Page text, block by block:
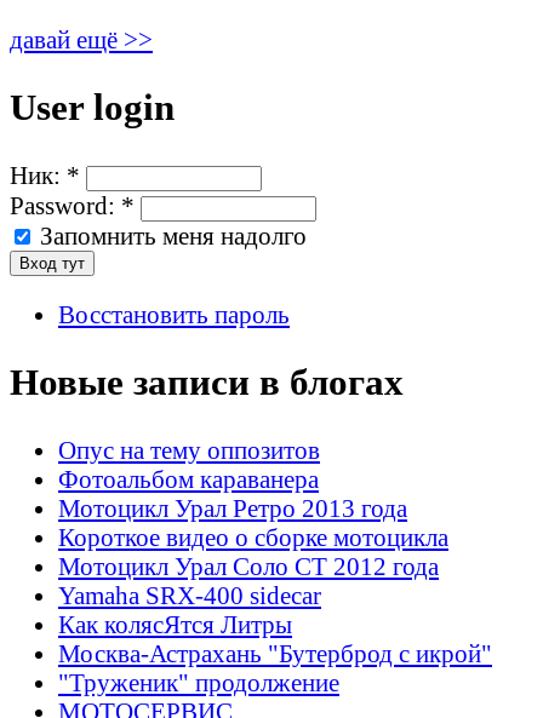
давай ещё >>
User login
Ник: *
Password: *
Запомнить меня надолго
Восстановить пароль
Новые записи в блогах
Опус на тему оппозитов
Фотоальбом караванера
Мотоцикл Урал Ретро 2013 года
Короткое видео о сборке мотоцикла
Мотоцикл Урал Соло СТ 2012 года
Yamaha SRX-400 sidecar
Как колясЯтся Литры
Москва-Астрахань "Бутерброд с икрой"
"Труженик" продолжение
МОТОСЕРВИС